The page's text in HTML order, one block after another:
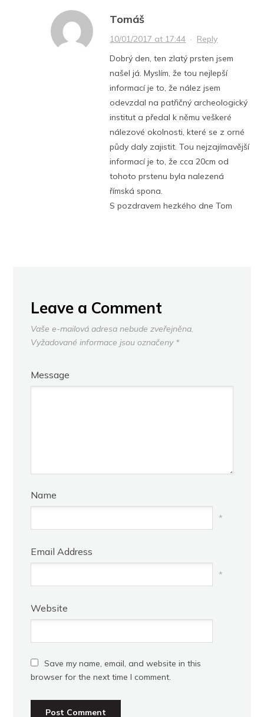
Tomáš
10/01/2017 at 17:44 · Reply
Dobrý den, ten zlatý prsten jsem
našel já. Myslím, že tou nejlepší
informací je to, že nález jsem
odevzdal na patřičný archeologický
institut a předal k němu veškeré
nálezové okolnosti, které se z orné
půdy daly zajistit. Tou nejzajímavější
informací je to, že cca 20cm od
tohoto prstenu byla nalezená
římská spona.
S pozdravem hezkého dne Tom
Leave a Comment
Vaše e-mailová adresa nebude zveřejněna.
Vyžadované informace jsou označeny *
Message
Name
*
Email Address
*
Website
Save my name, email, and website in this
browser for the next time I comment.